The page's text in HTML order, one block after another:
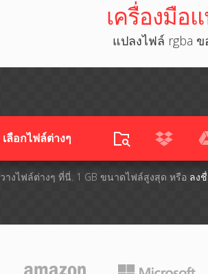
เครื่องมือ
แปลงไฟล์ rgba
เลือกไฟล์ต่างๆ​
วางไฟล์ต่างๆ​ ที่นี่. 1 GB ขนาดไฟล์สูงสุด หรือ ลง